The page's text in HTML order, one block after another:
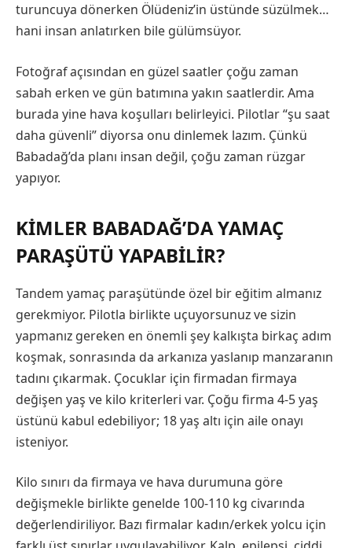
turuncuya dönerken Ölüdeniz’in üstünde süzülmek…
hani insan anlatırken bile gülümsüyor.
Fotoğraf açısından en güzel saatler çoğu zaman
sabah erken ve gün batımına yakın saatlerdir. Ama
burada yine hava koşulları belirleyici. Pilotlar “şu saat
daha güvenli” diyorsa onu dinlemek lazım. Çünkü
Babadağ’da planı insan değil, çoğu zaman rüzgar
yapıyor.
KIMLER BABADAĞ’DA YAMAÇ
PARAŞÜTÜ YAPABILIR?
Tandem yamaç paraşütünde özel bir eğitim almanız
gerekmiyor. Pilotla birlikte uçuyorsunuz ve sizin
yapmanız gereken en önemli şey kalkışta birkaç adım
koşmak, sonrasında da arkanıza yaslanıp manzaranın
tadını çıkarmak. Çocuklar için firmadan firmaya
değişen yaş ve kilo kriterleri var. Çoğu firma 4-5 yaş
üstünü kabul edebiliyor; 18 yaş altı için aile onayı
isteniyor.
Kilo sınırı da firmaya ve hava durumuna göre
değişmekle birlikte genelde 100-110 kg civarında
değerlendiriliyor. Bazı firmalar kadın/erkek yolcu için